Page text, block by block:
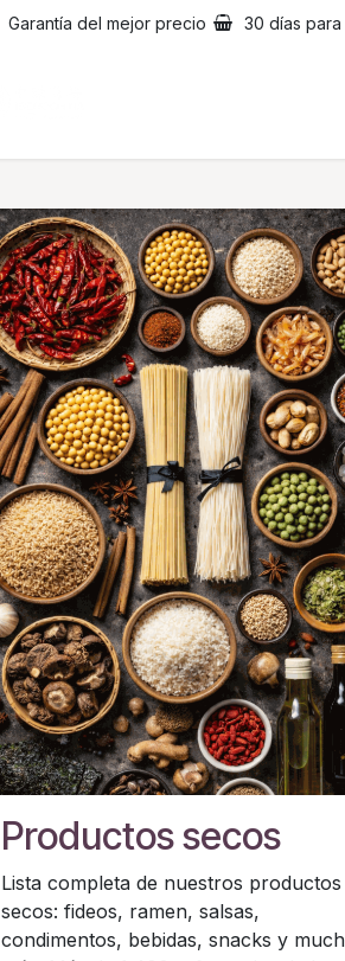
Garantía del mejor precio 30 días
Productos secos
Lista completa de nuestros productos
secos: fideos, ramen, salsas,
condimentos, bebidas, snacks y